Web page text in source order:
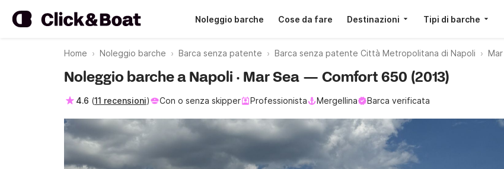
Noleggio barche Cose da fare Destinazioni Tipi di barche
Home Noleggio barche Barca senza patente Barca senza patente Città Metropolitana di Napoli
Noleggio barche a Napoli · Mar Sea — Comfort 650 (2013)
4.6 (11 recensioni) Con o senza skipper Professionista Mergellina Barca verificata